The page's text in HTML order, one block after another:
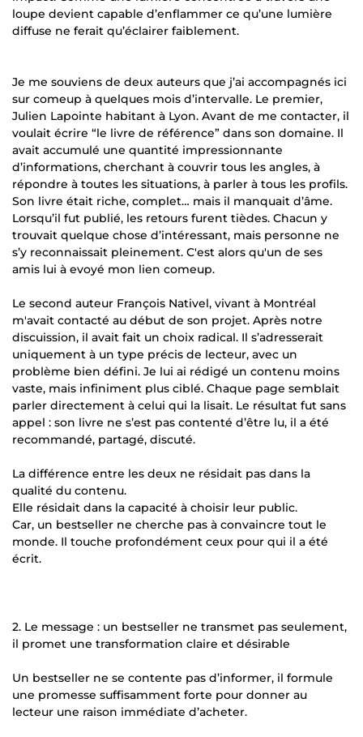
loupe devient capable d’enflammer ce qu’une lumière
diffuse ne ferait qu’éclairer faiblement.
Je me souviens de deux auteurs que j’ai accompagnés ici
sur comeup à quelques mois d’intervalle. Le premier,
Julien Lapointe habitant à Lyon. Avant de me contacter, il
voulait écrire “le livre de référence” dans son domaine. Il
avait accumulé une quantité impressionnante
d’informations, cherchant à couvrir tous les angles, à
répondre à toutes les situations, à parler à tous les profils.
Son livre était riche, complet… mais il manquait d’âme.
Lorsqu’il fut publié, les retours furent tièdes. Chacun y
trouvait quelque chose d’intéressant, mais personne ne
s’y reconnaissait pleinement. C'est alors qu'un de ses
amis lui à evoyé mon lien comeup.
Le second auteur François Nativel, vivant à Montréal
m'avait contacté au début de son projet. Après notre
discuission, il avait fait un choix radical. Il s’adresserait
uniquement à un type précis de lecteur, avec un
problème bien défini. Je lui ai rédigé un contenu moins
vaste, mais infiniment plus ciblé. Chaque page semblait
parler directement à celui qui la lisait. Le résultat fut sans
appel : son livre ne s’est pas contenté d’être lu, il a été
recommandé, partagé, discuté.
La différence entre les deux ne résidait pas dans la
qualité du contenu.
Elle résidait dans la capacité à choisir leur public.
Car, un bestseller ne cherche pas à convaincre tout le
monde. Il touche profondément ceux pour qui il a été
écrit.
2. Le message : un bestseller ne transmet pas seulement,
il promet une transformation claire et désirable
Un bestseller ne se contente pas d’informer, il formule
une promesse suffisamment forte pour donner au
lecteur une raison immédiate d’acheter.